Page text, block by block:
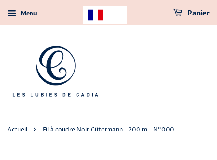
Menu Panier
Accueil › Fil à coudre Noir Gütermann - 200 m - N°000